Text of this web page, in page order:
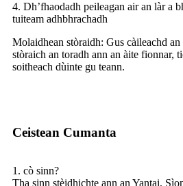
4. Dh’fhaodadh peileagan air an làr a
tuiteam adhbhrachadh
Molaidhean stòraidh: Gus càileachd
stòraich an toradh ann an àite fionnar,
soitheach dùinte gu teann.
Ceistean Cumanta
1. cò sinn?
Tha sinn stèidhichte ann an Yantai,